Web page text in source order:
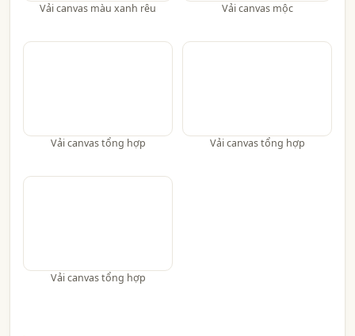
Vải canvas màu xanh rêu Vải canvas mộc
Vải canvas tổng hợp Vải canvas tổng hợp
Vải canvas tổng hợp